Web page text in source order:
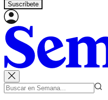
Suscríbete